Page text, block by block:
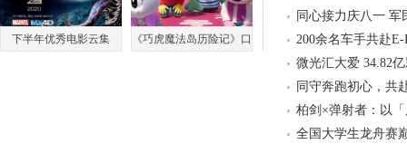
下半年优秀电影云集
《巧虎魔法岛历险记》口
同心接力庆八一
200余名车手共赴E-
微光汇大爱 34.82
同守奔跑初心，共
柏剑×弹射者：以
全国大学生龙舟赛